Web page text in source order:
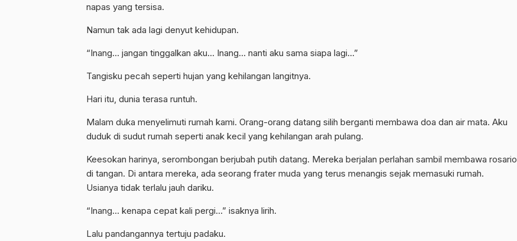
napas yang tersisa.
Namun tak ada lagi denyut kehidupan.
“Inang… jangan tinggalkan aku… Inang… nanti aku sama siapa lagi…”
Tangisku pecah seperti hujan yang kehilangan langitnya.
Hari itu, dunia terasa runtuh.
Malam duka menyelimuti rumah kami. Orang-orang datang silih berganti membawa doa dan air mata. Aku
duduk di sudut rumah seperti anak kecil yang kehilangan arah pulang.
Keesokan harinya, serombongan berjubah putih datang. Mereka berjalan perlahan sambil membawa rosario
di tangan. Di antara mereka, ada seorang frater muda yang terus menangis sejak memasuki rumah.
Usianya tidak terlalu jauh dariku.
“Inang… kenapa cepat kali pergi…” isaknya lirih.
Lalu pandangannya tertuju padaku.